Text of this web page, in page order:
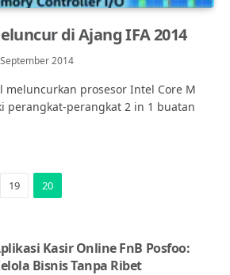
di Ajang IFA 2014
2014
meluncurkan prosesor Intel Core M
perangkat-perangkat 2 in 1 buatan
19 20
Kasir Online FnB Posfoo:
Bisnis Tanpa Ribet